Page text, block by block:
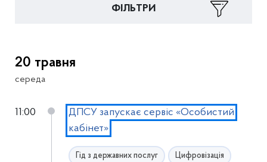
ФІЛЬТРИ
20 травня
середа
11:00
ДПСУ запускає сервіс «Особистий
кабінет»
Гід з державних послуг Цифровізація